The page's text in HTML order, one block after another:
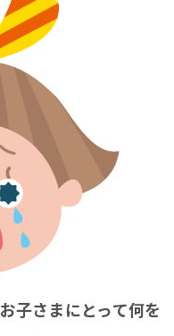
お子さまにとって何を